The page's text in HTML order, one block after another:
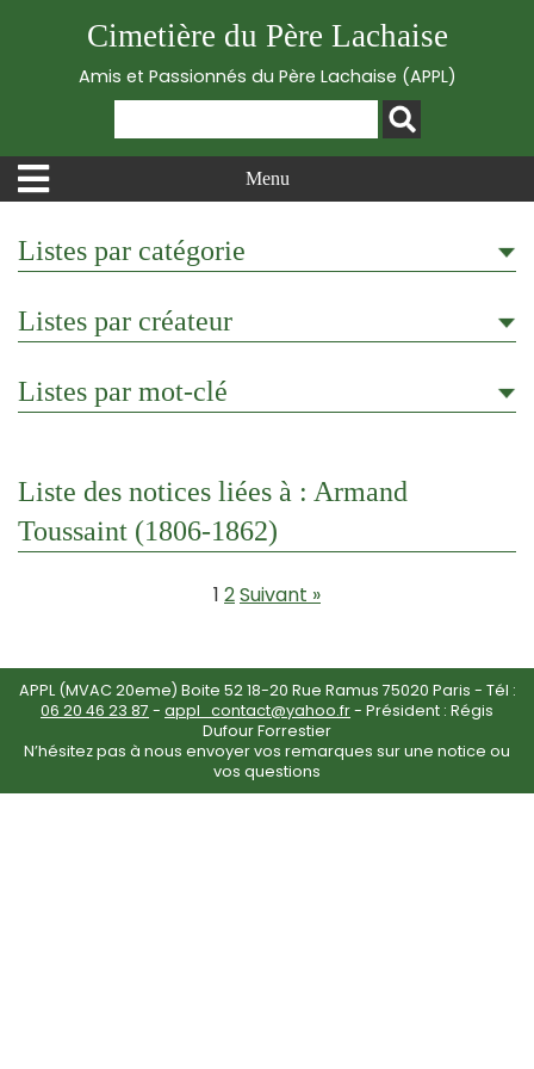
Cimetière du Père Lachaise
Amis et Passionnés du Père Lachaise (APPL)
Menu
Listes par catégorie
Listes par créateur
Listes par mot-clé
Liste des notices liées à : Armand
Toussaint (1806-1862)
1 2Suivant »
APPL (MVAC 20eme) Boite 52 18-20 Rue Ramus 75020 Paris - Tél :
06 20 46 23 87 - appl_contact@yahoo.fr- Président : Régis
Dufour Forrestier
N’hésitez pas à nous envoyer vos remarques sur une notice ou
vos questions